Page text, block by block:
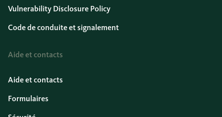
Vulnerability Disclosure Policy
Code de conduite et signalement
Aide et contacts
Aide et contacts
Formulaires